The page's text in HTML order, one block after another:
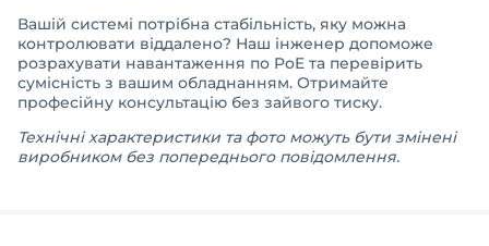
Вашій системі потрібна стабільність, яку можна
контролювати віддалено? Наш інженер допоможе
розрахувати навантаження по PoE та перевірить
сумісність з вашим обладнанням. Отримайте
професійну консультацію без зайвого тиску.
Технічні характеристики та фото можуть бути змінені
виробником без попереднього повідомлення.